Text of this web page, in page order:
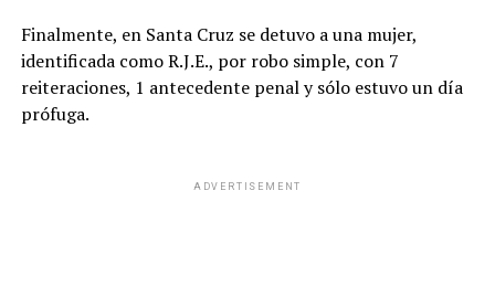
Finalmente, en Santa Cruz se detuvo a una mujer,
identificada como R.J.E., por robo simple, con 7
reiteraciones, 1 antecedente penal y sólo estuvo un día
prófuga.
ADVERTISEMENT